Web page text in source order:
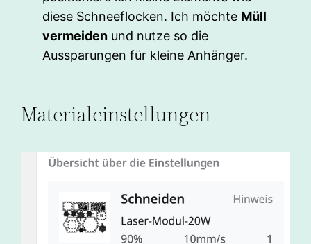
diese Schneeflocken. Ich möchte Müll
vermeiden und nutze so die
Aussparungen für kleine Anhänger.
Materialeinstellungen